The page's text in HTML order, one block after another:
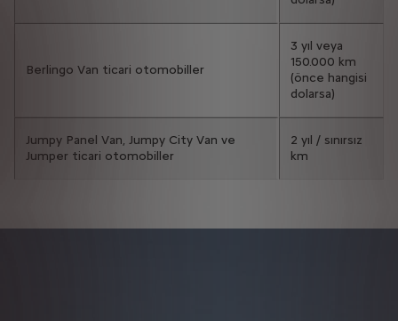
Berlingo Van ticari otomobiller
3 yıl veya
150.000 km
(önce hangisi
dolarsa)
Jumpy Panel Van, Jumpy City Van ve
Jumper ticari otomobiller
2 yıl / sınırsız
km